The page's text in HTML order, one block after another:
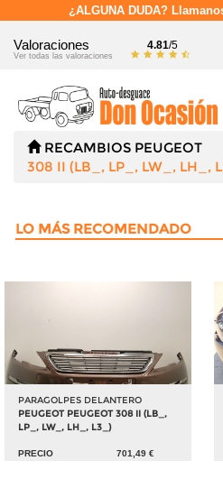
¿ALGUNA DUDA?
Valoraciones
Ver todas las valoraciones
4.81/5
RECAMBIOS PEUGEOT
308 II (LB_, LP_, LW_, LH_,
LO MÁS RECOMENDADO
PARAGOLPES DELANTERO
PEUGEOT PEUGEOT 308 II (LB_,
LP_, LW_, LH_, L3_)
PRECIO 701,49 €